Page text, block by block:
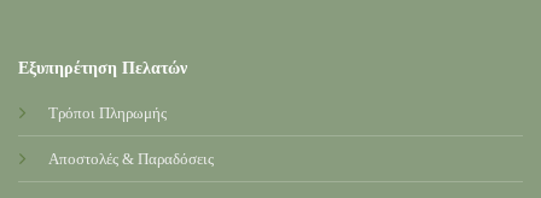
Εξυπηρέτηση Πελατών
Τρόποι Πληρωμής
Αποστολές & Παραδόσεις